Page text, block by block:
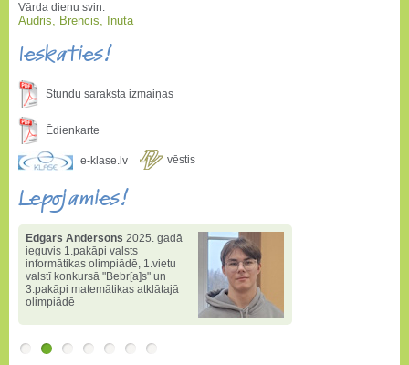
Vārda dienu svin:
Audris, Brencis, Inuta
Ieskaties!
Stundu saraksta izmaiņas
Ēdienkarte
e-klase.lv vēstis
Lepojamies!
Edgars Andersons 2025. gadā
ieguvis 1.pakāpi valsts
informātikas olimpiādē, 1.vietu
valstī konkursā "Bebr[a]s" un
3.pakāpi matemātikas atklātajā
olimpiādē